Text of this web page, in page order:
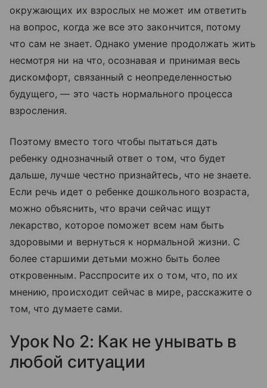
окружающих их взрослых не может им ответить
на вопрос, когда же все это закончится, потому
что сам не знает. Однако умение продолжать жить
несмотря ни на что, осознавая и принимая весь
дискомфорт, связанный с неопределенностью
будущего, — это часть нормального процесса
взросления.
Поэтому вместо того чтобы пытаться дать
ребенку однозначный ответ о том, что будет
дальше, лучше честно признайтесь, что не знаете.
Если речь идет о ребенке дошкольного возраста,
можно объяснить, что врачи сейчас ищут
лекарство, которое поможет всем нам быть
здоровыми и вернуться к нормальной жизни. С
более старшими детьми можно быть более
откровенным. Расспросите их о том, что, по их
мнению, происходит сейчас в мире, расскажите о
том, что думаете сами.
Урок No 2: Как не унывать в
любой ситуации